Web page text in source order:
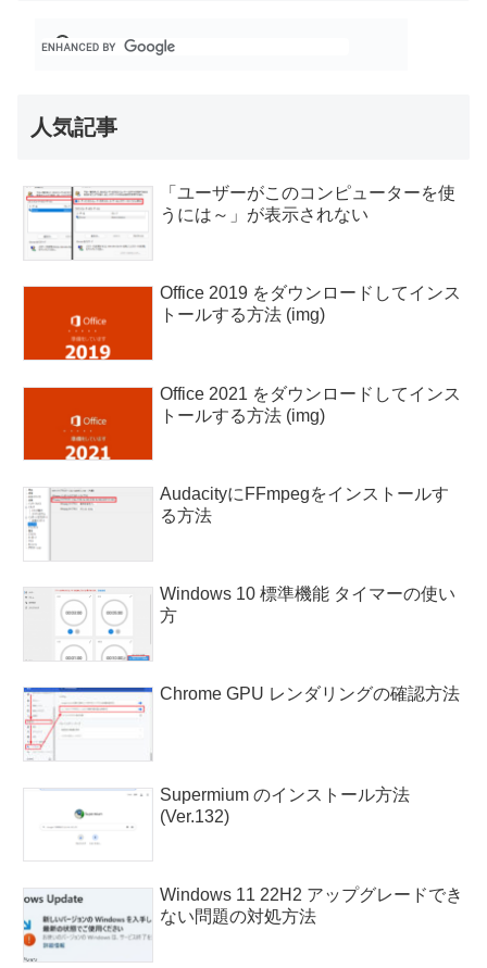
人気記事
「ユーザーがこのコンピューターを使
うには～」が表示されない
Office 2019 をダウンロードしてインス
トールする方法 (img)
Office 2021 をダウンロードしてインス
トールする方法 (img)
AudacityにFFmpegをインストールす
る方法
Windows 10 標準機能 タイマーの使い
方
Chrome GPU レンダリングの確認方法
Supermium のインストール方法
(Ver.132)
Windows 11 22H2 アップグレードでき
ない問題の対処方法